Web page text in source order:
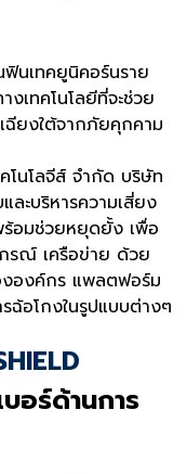
นเทคยูนิคอร์นราย
งเทคโนโลยีที่จะช่วย
ฉียงใต้จากภัยคุกคาม
โนโลจีส์ จำกัด บริษัท
ละบริหารความเสี่ยง
อมช่วยหยุดยั้ง เพื่อ
รณ์ เครือข่าย ด้วย
องค์กร แพลตฟอร์ม
ฉ้อโกงในรูปแบบต่างๆ
อร์ด้านการ